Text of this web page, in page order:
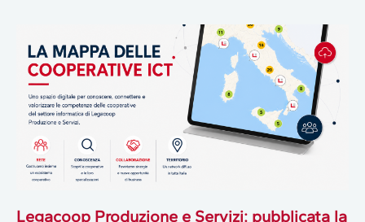
Legacoop Produzione e Servizi: pubblicata la